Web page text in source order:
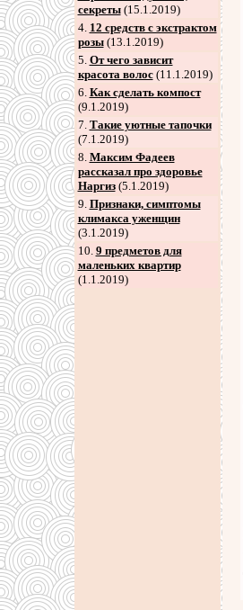
секреты(15.1.2019)
4. 12 средств с экстрактом
розы(13.1.2019)
5. От чего зависит
красота волос(11.1.2019)
6. Как сделать компост
(9.1.2019)
7. Такие уютные тапочки
(7.1.2019)
8. Максим Фадеев
рассказал про здоровье
Наргиз(5.1.2019)
9. Признаки, симптомы
климакса уженщин
(3.1.2019)
10. 9 предметов для
маленьких квартир
(1.1.2019)